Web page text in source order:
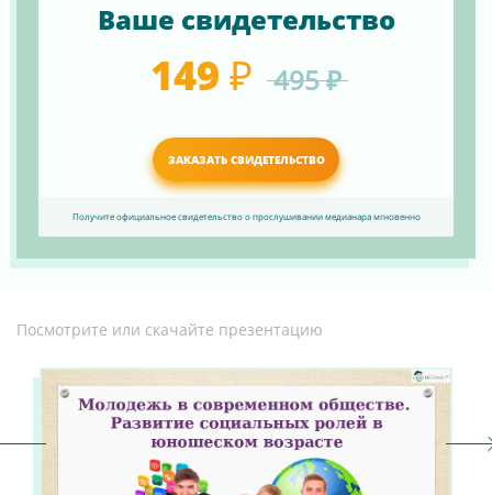
Ваше свидетельство
149 ₽ 495 ₽
ЗАКАЗАТЬ СВИДЕТЕЛЬСТВО
Получите официальное свидетельство о прослушивании медианара мгновенно
Посмотрите или скачайте презентацию